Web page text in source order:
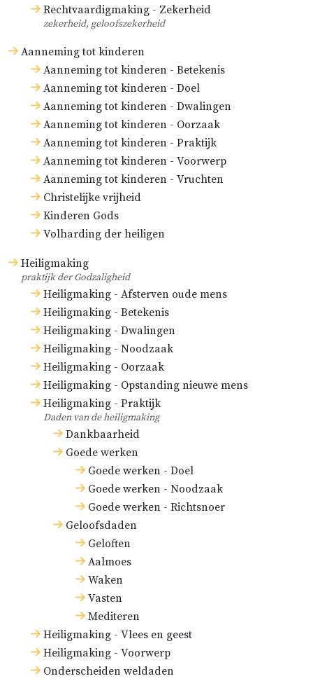
Rechtvaardigmaking - Zekerheid
zekerheid, geloofszekerheid
Aanneming tot kinderen
Aanneming tot kinderen - Betekenis
Aanneming tot kinderen - Doel
Aanneming tot kinderen - Dwalingen
Aanneming tot kinderen - Oorzaak
Aanneming tot kinderen - Praktijk
Aanneming tot kinderen - Voorwerp
Aanneming tot kinderen - Vruchten
Christelijke vrijheid
Kinderen Gods
Volharding der heiligen
Heiligmaking
praktijk der Godzaligheid
Heiligmaking - Afsterven oude mens
Heiligmaking - Betekenis
Heiligmaking - Dwalingen
Heiligmaking - Noodzaak
Heiligmaking - Oorzaak
Heiligmaking - Opstanding nieuwe mens
Heiligmaking - Praktijk
Daden van de heiligmaking
Dankbaarheid
Goede werken
Goede werken - Doel
Goede werken - Noodzaak
Goede werken - Richtsnoer
Geloofsdaden
Geloften
Aalmoes
Waken
Vasten
Mediteren
Heiligmaking - Vlees en geest
Heiligmaking - Voorwerp
Onderscheiden weldaden